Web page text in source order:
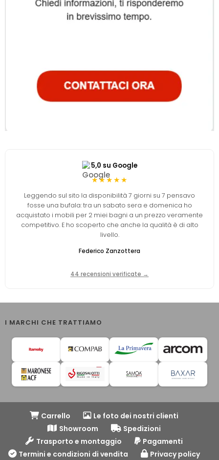
5,0 su Google
★★★★★
Leggendo sul sito la disponibilità 7 giorni su 7 pensavo
fosse una bufala: tra un sabato sera e domenica ho
acquistato i mobili per 2 miei bagni a un prezzo veramente
competitivo. E ho scoperto che anche la qualità è di alto
livello.
Federico Zanzottera
44 recensioni verificate →
I MARCHI CHE TRATTIAMO
Carrello
Le foto dei nostri clienti
Showroom
Spedizioni
Trasporto e montaggio
Pagamenti
Termini e condizioni di vendita
Privacy policy